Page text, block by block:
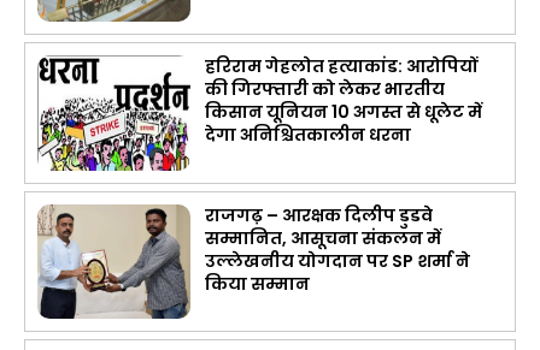
हरिराम गेहलोत हत्याकांड: आरोपियों
की गिरफ्तारी को लेकर भारतीय
किसान यूनियन 10 अगस्त से धूलेट में
देगा अनिश्चितकालीन धरना
राजगढ़ – आरक्षक दिलीप डुडवे
सम्मानित, आसूचना संकलन में
उल्लेखनीय योगदान पर SP शर्मा ने
किया सम्मान